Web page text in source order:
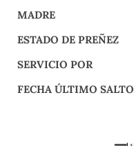
MADRE
ESTADO DE PREÑEZ
SERVICIO POR
FECHA ÚLTIMO SALTO